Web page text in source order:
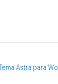
Astra para